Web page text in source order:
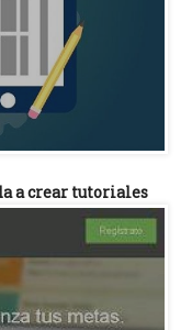
a crear tutoriales